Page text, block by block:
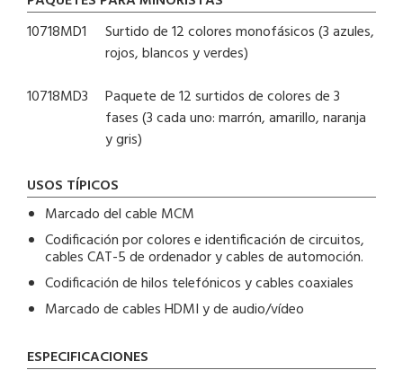
10718MD1
Surtido de 12 colores monofásicos (3 azules,
rojos, blancos y verdes)
10718MD3
Paquete de 12 surtidos de colores de 3
fases (3 cada uno: marrón, amarillo, naranja
y gris)
USOS TÍPICOS
Marcado del cable MCM
Codificación por colores e identificación de circuitos,
cables CAT-5 de ordenador y cables de automoción.
Codificación de hilos telefónicos y cables coaxiales
Marcado de cables HDMI y de audio/vídeo
ESPECIFICACIONES